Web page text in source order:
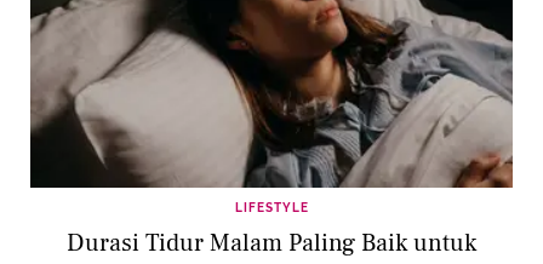
LIFESTYLE
Durasi Tidur Malam Paling Baik untuk